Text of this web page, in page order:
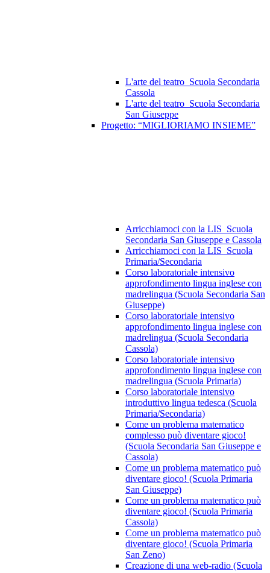
L'arte del teatro_Scuola Secondaria
Cassola
L'arte del teatro_Scuola Secondaria
San Giuseppe
Progetto: “MIGLIORIAMO INSIEME”
Arricchiamoci con la LIS_Scuola
Secondaria San Giuseppe e Cassola
Arricchiamoci con la LIS_Scuola
Primaria/Secondaria
Corso laboratoriale intensivo
approfondimento lingua inglese con
madrelingua (Scuola Secondaria San
Giuseppe)
Corso laboratoriale intensivo
approfondimento lingua inglese con
madrelingua (Scuola Secondaria
Cassola)
Corso laboratoriale intensivo
approfondimento lingua inglese con
madrelingua (Scuola Primaria)
Corso laboratoriale intensivo
introduttivo lingua tedesca (Scuola
Primaria/Secondaria)
Come un problema matematico
complesso può diventare gioco!
(Scuola Secondaria San Giuseppe e
Cassola)
Come un problema matematico può
diventare gioco! (Scuola Primaria
San Giuseppe)
Come un problema matematico può
diventare gioco! (Scuola Primaria
Cassola)
Come un problema matematico può
diventare gioco! (Scuola Primaria
San Zeno)
Creazione di una web-radio (Scuola